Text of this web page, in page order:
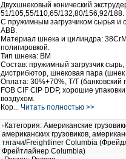
Двухшнековый конический
51/105,55/110,65/132,80/156,92/188.
С пружимным загрузчиком сырья и
АВВ.
Материал шнека и цилиндра:
полигировкой.
Тип шнека: ВМ
Состав: пружимный загрузчик сырь,
дистрибютор, шнековая пара (шнек
Оплата: 30%+70%, T/T (банковский
FOB CIF CIP DDP, хорошие
воздухом.
Кор... Читать полностью >>
Категория: Американские
американских грузовиков,
тягачи/Freightliner Columbia
Фрейтлайнер Columbia)